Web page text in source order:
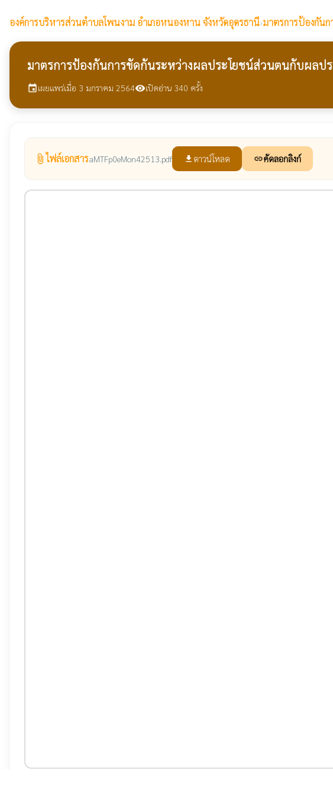
องค์การบริหารส่วนตำบลโพนงาม อำเภอหนองหาน จังหวัดอุดรธานี›มาตรการป้องกัน
มาตรการป้องกันการขัดกันระหว่างผลประโยชน์ส่วนตนกับผลป
eventเผยแพร่เมื่อ 3 มกราคม 2564visibilityเปิดอ่าน 340 ครั้ง
attach_file ไฟล์เอกสารaMTFp0eMon42513.pdf file_download ดาวน์โหลด linkคัดลอกลิงก์